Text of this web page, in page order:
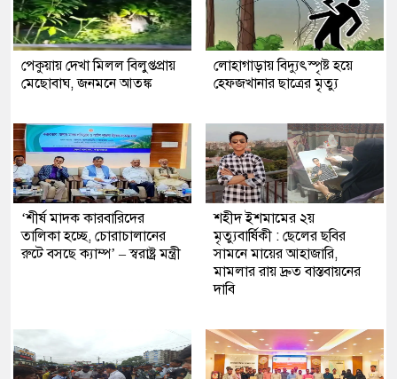
পেকুয়ায় দেখা মিলল বিলুপ্তপ্রায়
মেছোবাঘ, জনমনে আতঙ্ক
লোহাগাড়ায় বিদ্যুৎস্পৃষ্ট হয়ে
হেফজখানার ছাত্রের মৃত্যু
‘শীর্ষ মাদক কারবারিদের
তালিকা হচ্ছে, চোরাচালানের
রুটে বসছে ক্যাম্প’ – স্বরাষ্ট্র মন্ত্রী
শহীদ ইশমামের ২য়
মৃত্যুবার্ষিকী : ছেলের ছবির
সামনে মায়ের আহাজারি,
মামলার রায় দ্রুত বাস্তবায়নের
দাবি